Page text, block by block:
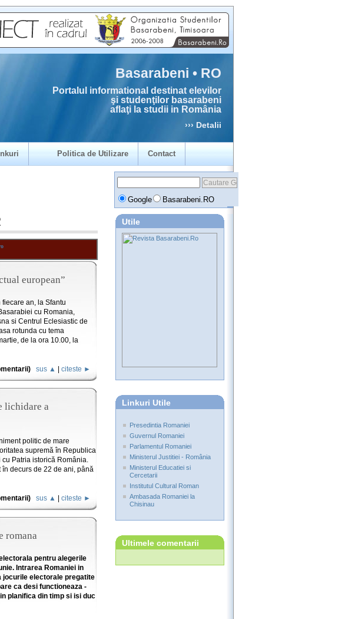
Basarabeni • RO
Portalul informational destinat elevilor
şi studenţilor basarabeni
aflaţi la studii in România
››› Detalii
Politica de Utilizare Contact
Google Basarabeni.RO
european”
an, la Sfantu
cu Romania,
si Centrul Eclesiastic de
rotunda cu tema
de la ora 10.00, la
sus ▲ | citeste ►
lichidare a
politic de mare
supremă în Republica
Patria istorică România.
decurs de 22 de ani, până
sus ▲ | citeste ►
romana
pentru alegerile
Intrarea Romaniei in
jocurile electorale pregatite
ca desi functioneaza -
planifica din timp si isi duc
Utile
Linkuri Utile
Presedintia Romaniei
Guvernul Romaniei
Parlamentul Romaniei
Ministerul Justitiei - România
Ministerul Educatiei si
Cercetarii
Institutul Cultural Roman
Ambasada Romaniei la
Chisinau
Ultimele comentarii